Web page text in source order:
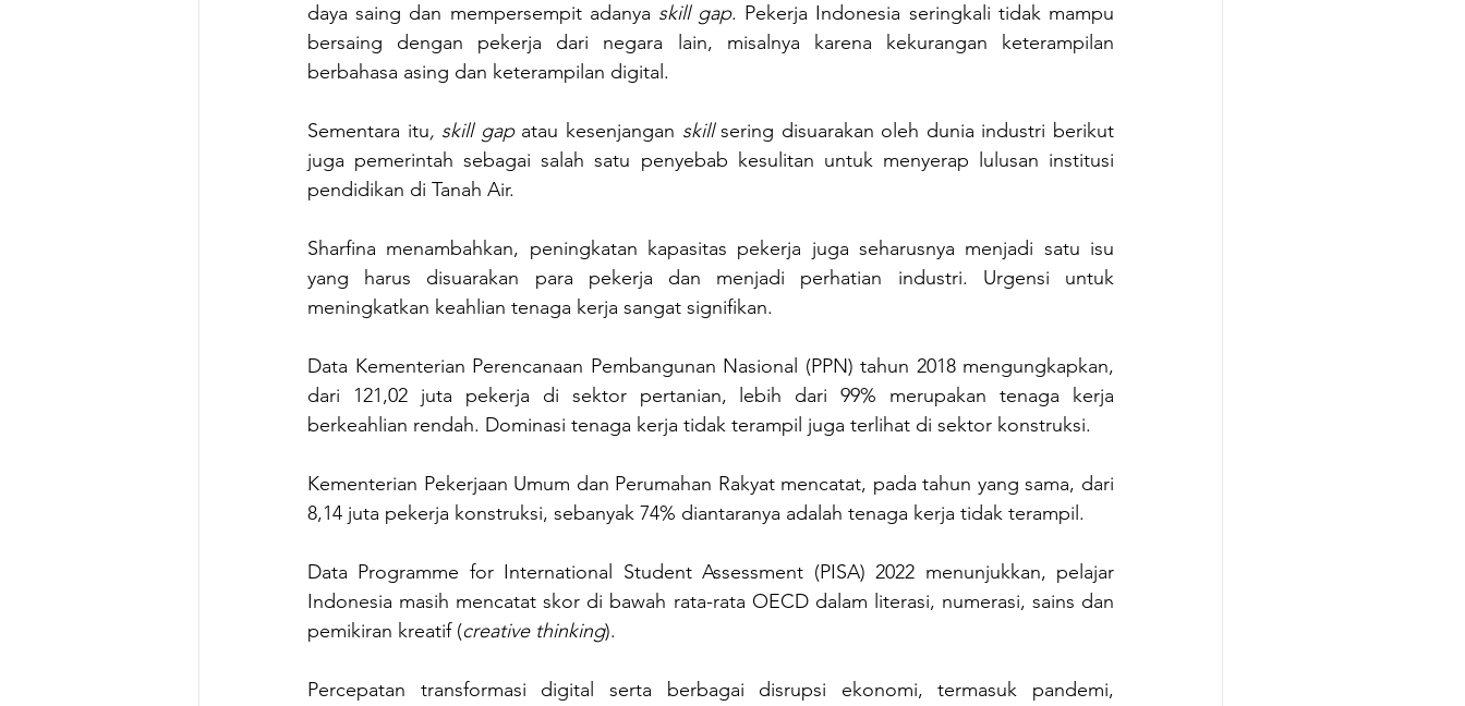
daya saing dan mempersempit adanya skill gap. Pekerja Indonesia seringkali tidak mampu
bersaing dengan pekerja dari negara lain, misalnya karena kekurangan keterampilan
berbahasa asing dan keterampilan digital.
Sementara itu, skill gap atau kesenjangan skill sering disuarakan oleh dunia industri berikut
juga pemerintah sebagai salah satu penyebab kesulitan untuk menyerap lulusan institusi
pendidikan di Tanah Air.
Sharfina menambahkan, peningkatan kapasitas pekerja juga seharusnya menjadi satu isu
yang harus disuarakan para pekerja dan menjadi perhatian industri. Urgensi untuk
meningkatkan keahlian tenaga kerja sangat signifikan.
Data Kementerian Perencanaan Pembangunan Nasional (PPN) tahun 2018 mengungkapkan,
dari 121,02 juta pekerja di sektor pertanian, lebih dari 99% merupakan tenaga kerja
berkeahlian rendah. Dominasi tenaga kerja tidak terampil juga terlihat di sektor konstruksi.
Kementerian Pekerjaan Umum dan Perumahan Rakyat mencatat, pada tahun yang sama, dari
8,14 juta pekerja konstruksi, sebanyak 74% diantaranya adalah tenaga kerja tidak terampil.
Data Programme for International Student Assessment (PISA) 2022 menunjukkan, pelajar
Indonesia masih mencatat skor di bawah rata-rata OECD dalam literasi, numerasi, sains dan
pemikiran kreatif (creative thinking).
Percepatan transformasi digital serta berbagai disrupsi ekonomi, termasuk pandemi,